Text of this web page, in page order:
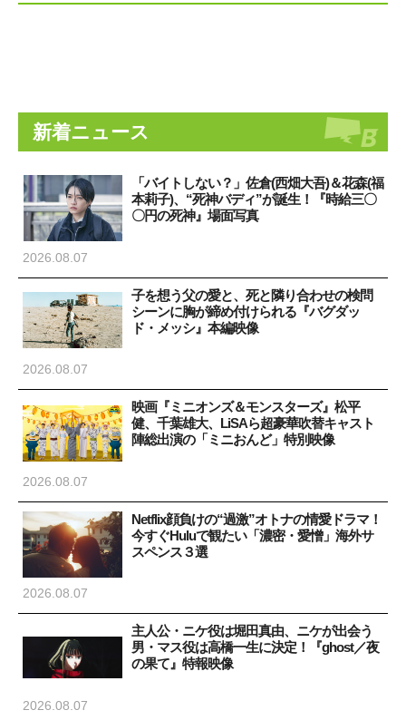
新着ニュース
「バイトしない？」佐倉(西畑大吾)＆花森(福
本莉子)、“死神バディ”が誕生！『時給三〇
〇円の死神』場面写真
2026.08.07
子を想う父の愛と、死と隣り合わせの検問
シーンに胸が締め付けられる『バグダッ
ド・メッシ』本編映像
2026.08.07
映画『ミニオンズ＆モンスターズ』松平
健、千葉雄大、LiSAら超豪華吹替キャスト
陣総出演の「ミニおんど」特別映像
2026.08.07
Netflix顔負けの“過激”オトナの情愛ドラマ！
今すぐHuluで観たい「濃密・愛憎」海外サ
スペンス３選
2026.08.07
主人公・ニケ役は堀田真由、ニケが出会う
男・マス役は高橋一生に決定！『ghost／夜
の果て』特報映像
2026.08.07